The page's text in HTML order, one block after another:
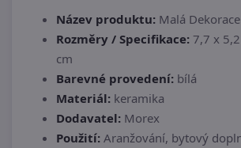
Název produktu: Malá
Rozměry / Specifikace: 7,7 x
cm
Barevné provedení: bílá
Materiál: keramika
Dodavatel: Morex
Použití: Aranžování, bytový